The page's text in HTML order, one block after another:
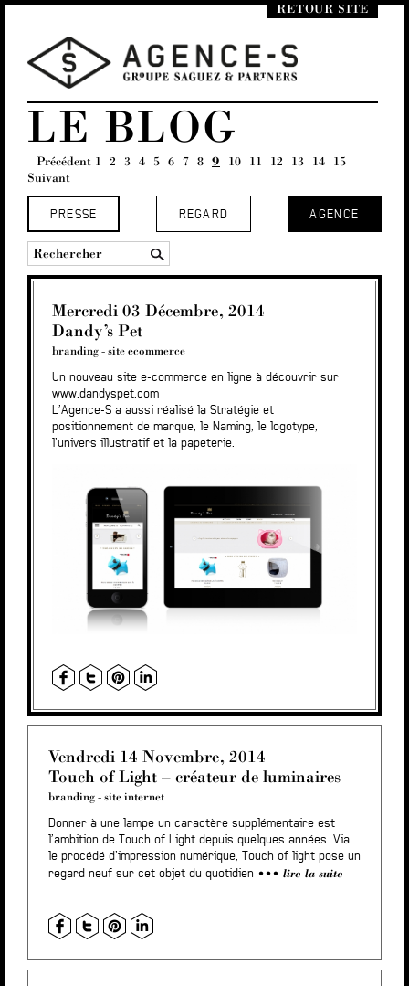
RETOUR SITE
LE BLOG
Précédent 1 2 3 4 5 6 7 8 9 10 11 12 13 14 15
Suivant
AGENCE
PRESSE REGARD
Mercredi 03 Décembre, 2014
Dandy’s Pet
branding - site ecommerce
Un nouveau site e-commerce en ligne à découvrir sur
www.dandyspet.com
L’Agence-S a aussi réalisé la Stratégie et
positionnement de marque, le Naming, le logotype,
l’univers illustratif et la papeterie.
Vendredi 14 Novembre, 2014
Touch of Light – créateur de luminaires
branding - site internet
Donner à une lampe un caractère supplémentaire est
l’ambition de Touch of Light depuis quelques années. Via
le procédé d’impression numérique, Touch of light pose un
regard neuf sur cet objet du quotidien
lire la suite